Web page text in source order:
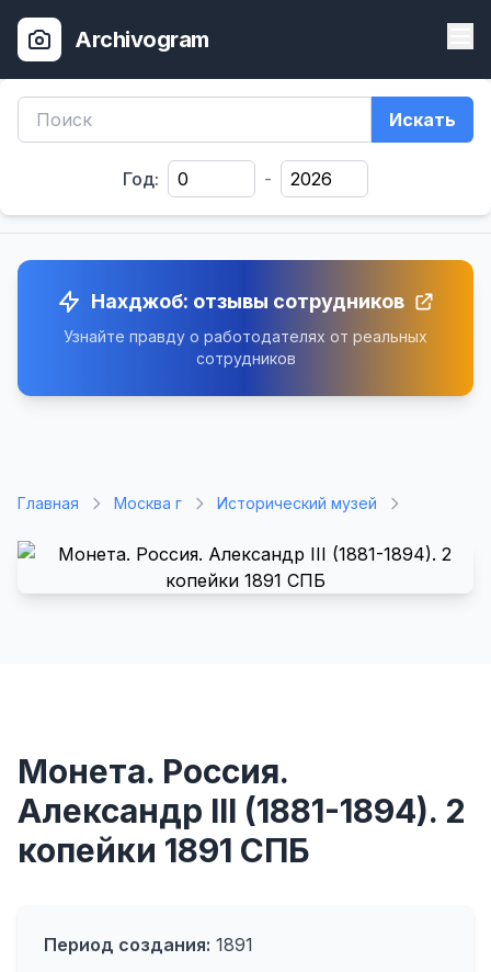
Archivogram
Искать
Год: -
Нахджоб: отзывы сотрудников
Узнайте правду о работодателях от реальных
сотрудников
Главная Москва г Исторический музей
Монета. Россия.
Александр III (1881-1894). 2
копейки 1891 СПБ
Период создания: 1891